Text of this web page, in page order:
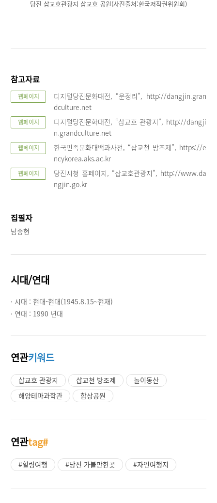
당진 삽교호관광지 삽교호 공원(사진출처:한국저작권위원회)
참고자료
웹페이지
디지털당진문화대전, “운정리”, http://dangjin.gran
dculture.net
웹페이지
디지털당진문화대전, “삽교호 관광지”, http://dangji
n.grandculture.net
웹페이지
한국민족문화대백과사전, “삽교천 방조제”, https://e
ncykorea.aks.ac.kr
웹페이지
당진시청 홈페이지, “삽교호관광지”, http://www.da
ngjin.go.kr
집필자
남종현
시대/연대
· 시대 :현대-현대(1945.8.15~현재)
· 연대 : 1990 년대
연관키워드
삽교호 관광지 삽교천 방조제
놀이동산
해양테마과학관
함상공원
연관tag#
#힐링여행 #당진 가볼만한곳 #자연여행지